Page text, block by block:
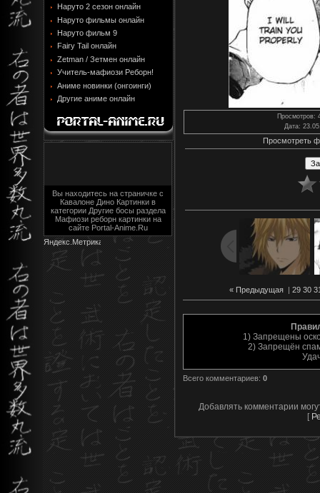
Наруто 2 сезон онлайн
Наруто фильмы онлайн
Наруто фильм 9
Fairy Tail онлайн
Zetman / Зетмен онлайн
Учитель-мафиози Реборн!
Аниме новинки (онгоинги)
Другие аниме онлайн
Вы находитесь на страничке с
Кавалоне Дино Картинки в
категории Другие босы раздела
Мафиози реборн картинки на
сайте Portal-Anime.Ru
Просмотров:
Дата:
Просмотреть
« Предыдущая | 29 30
1) Запрещены
2) Запрещён
Всего комментариев: 0
Добавлять комментарии
[